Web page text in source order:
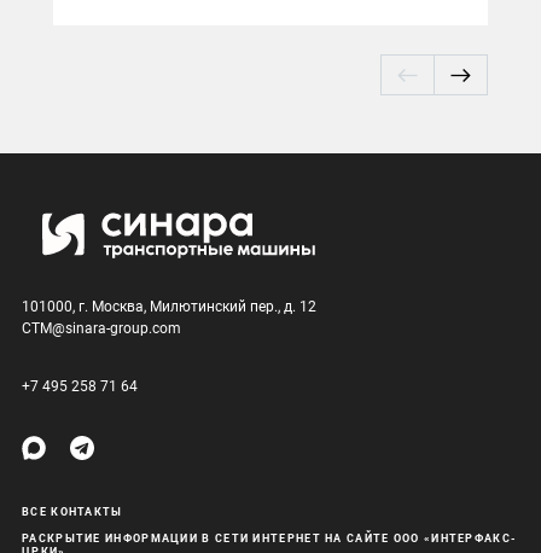
101000, г. Москва, Милютинский пер., д. 12
CTM@sinara-group.com
+7 495 258 71 64
ВСЕ КОНТАКТЫ
РАСКРЫТИЕ ИНФОРМАЦИИ В СЕТИ ИНТЕРНЕТ НА САЙТЕ ООО «ИНТЕРФАКС-